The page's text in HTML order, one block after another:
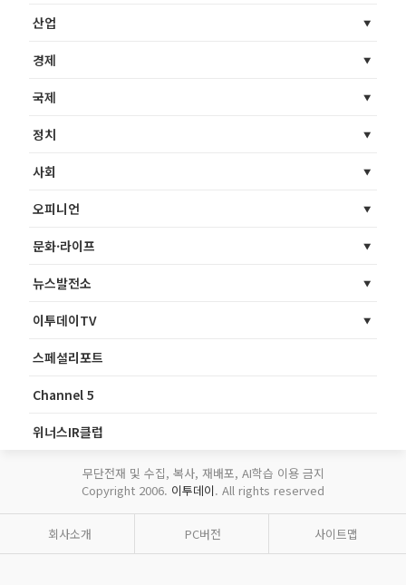
산업
경제
국제
정치
사회
오피니언
문화·라이프
뉴스발전소
이투데이TV
스페셜리포트
Channel 5
위너스IR클럽
무단전재 및 수집, 복사, 재배포, AI학습 이용 금지
Copyright 2006. 이투데이. All rights reserved
회사소개 PC버전 사이트맵